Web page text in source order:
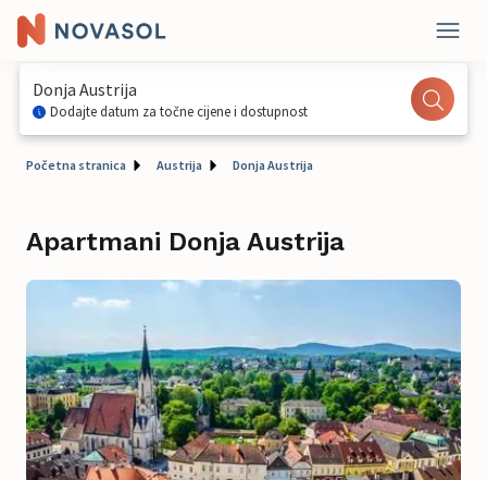
Donja Austrija
Dodajte datum za točne cijene i dostupnost
Početna stranica Austrija Donja Austrija
Apartmani Donja Austrija